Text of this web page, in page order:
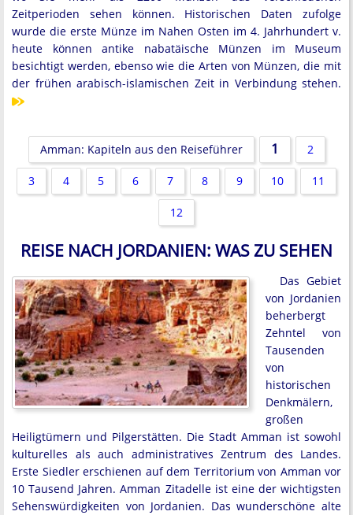
Zeitperioden sehen können. Historischen Daten zufolge
wurde die erste Münze im Nahen Osten im 4. Jahrhundert v.
heute können antike nabatäische Münzen im Museum
besichtigt werden, ebenso wie die Arten von Münzen, die mit
der frühen arabisch-islamischen Zeit in Verbindung stehen.
Amman: Kapiteln aus den Reiseführer 1 2
3 4 5 6 7 8 9 10 11
12
REISE NACH JORDANIEN: WAS ZU SEHEN
Das Gebiet
von Jordanien
beherbergt
Zehntel von
Tausenden
von
historischen
Denkmälern,
großen
Heiligtümern und Pilgerstätten. Die Stadt Amman ist sowohl
kulturelles als auch administratives Zentrum des Landes.
Erste Siedler erschienen auf dem Territorium von Amman vor
10 Tausend Jahren. Amman Zitadelle ist eine der wichtigsten
Sehenswürdigkeiten von Jordanien. Das wunderschöne alte